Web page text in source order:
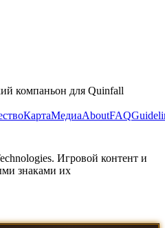
компаньон для Quinfall
КартаМедиаAboutFAQ
Игровой контент и
знаками их